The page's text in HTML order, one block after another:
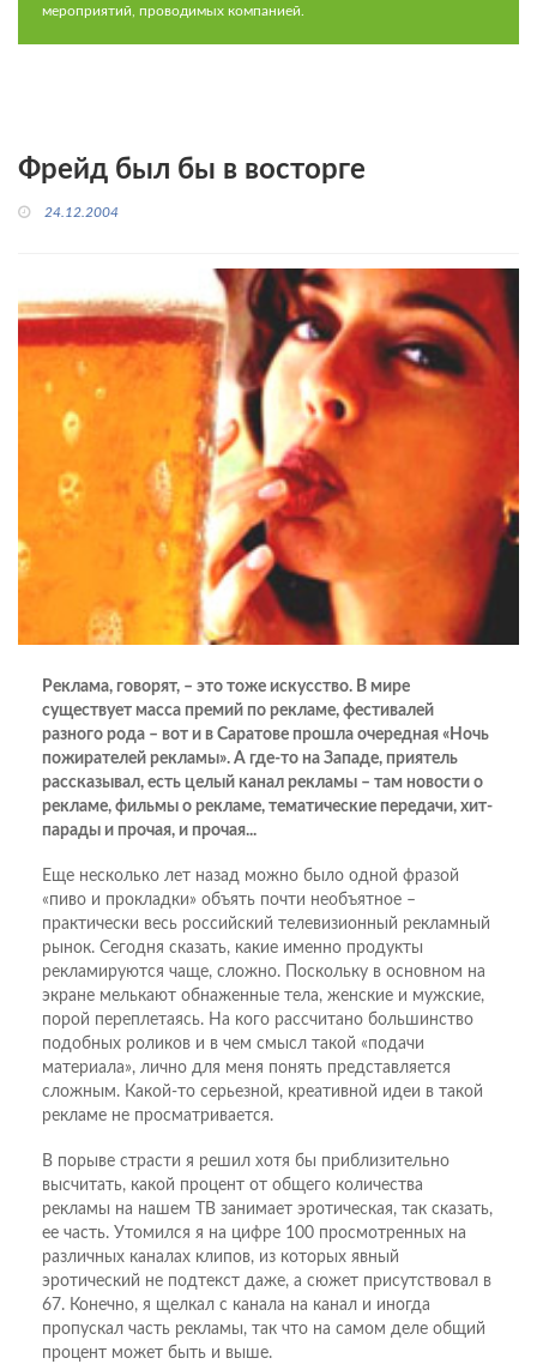
мероприятий, проводимых компанией.
Фрейд был бы в восторге
24.12.2004
Реклама, говорят, – это тоже искусство. В мире
существует масса премий по рекламе, фестивалей
разного рода – вот и в Саратове прошла очередная «Ночь
пожирателей рекламы». А где-то на Западе, приятель
рассказывал, есть целый канал рекламы – там новости о
рекламе, фильмы о рекламе, тематические передачи, хит-
парады и прочая, и прочая...
Еще несколько лет назад можно было одной фразой
«пиво и прокладки» объять почти необъятное –
практически весь российский телевизионный рекламный
рынок. Сегодня сказать, какие именно продукты
рекламируются чаще, сложно. Поскольку в основном на
экране мелькают обнаженные тела, женские и мужские,
порой переплетаясь. На кого рассчитано большинство
подобных роликов и в чем смысл такой «подачи
материала», лично для меня понять представляется
сложным. Какой-то серьезной, креативной идеи в такой
рекламе не просматривается.
В порыве страсти я решил хотя бы приблизительно
высчитать, какой процент от общего количества
рекламы на нашем ТВ занимает эротическая, так сказать,
ее часть. Утомился я на цифре 100 просмотренных на
различных каналах клипов, из которых явный
эротический не подтекст даже, а сюжет присутствовал в
67. Конечно, я щелкал с канала на канал и иногда
пропускал часть рекламы, так что на самом деле общий
процент может быть и выше.